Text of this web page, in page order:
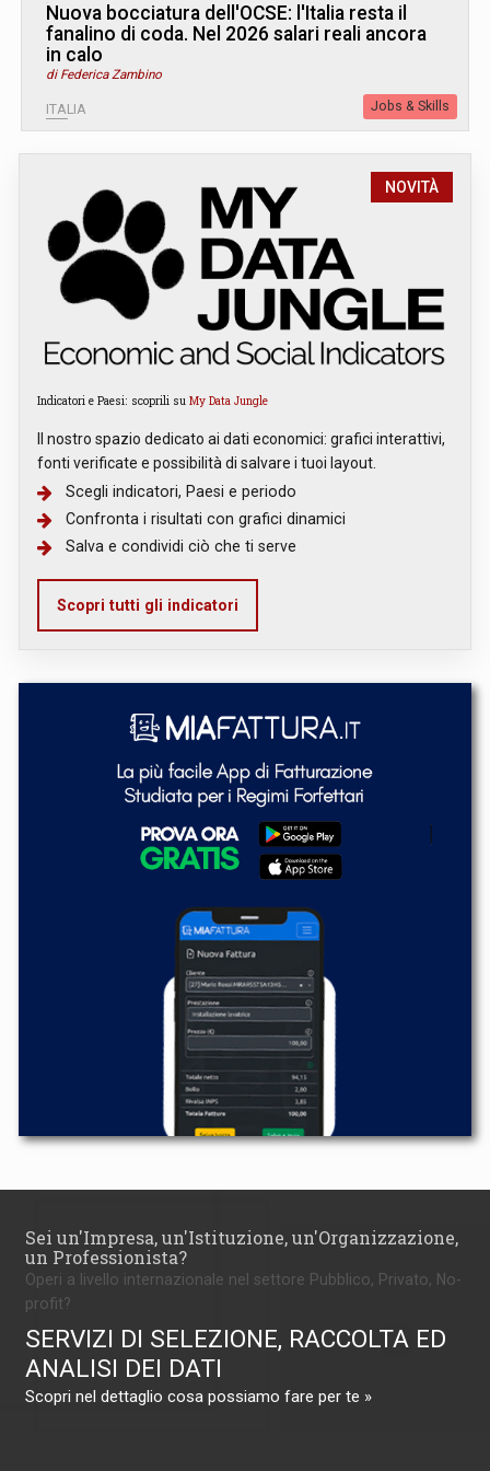
Nuova bocciatura dell'OCSE: l'Italia resta il
fanalino di coda. Nel 2026 salari reali ancora
in calo
di Federica Zambino
ITALIA Jobs & Skills
NOVITÀ
Indicatori e Paesi: scoprili su My Data Jungle
Il nostro spazio dedicato ai dati economici: grafici interattivi,
fonti verificate e possibilità di salvare i tuoi layout.
Scegli indicatori, Paesi e periodo
Confronta i risultati con grafici dinamici
Salva e condividi ciò che ti serve
Scopri tutti gli indicatori
Sei un'Impresa, un'Istituzione, un'Organizzazione,
un Professionista?
Operi a livello internazionale nel settore Pubblico, Privato, No-
profit?
SERVIZI DI SELEZIONE, RACCOLTA ED
ANALISI DEI DATI
Scopri nel dettaglio cosa possiamo fare per te »